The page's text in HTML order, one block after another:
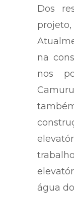
Dos
na
nos
água